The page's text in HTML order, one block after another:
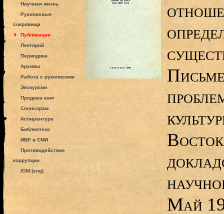
Научная жизнь
Рукописные
сокровища
Публикации
Лекторий
Периодика
Архивы
Работа с рукописями
Экскурсии
Продажа книг
Спонсорам
Аспирантура
Библиотека
ИВР в СМИ
Противодействие
коррупции
IOM (eng)
Май